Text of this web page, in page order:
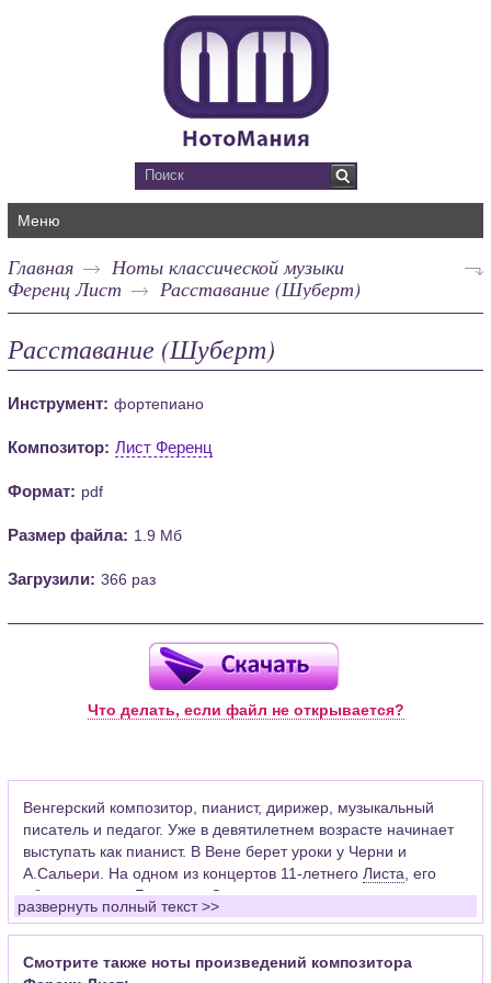
Меню
Главная
Ноты классической музыки
Ференц Лист
Расставание (Шуберт)
Расставание (Шуберт)
Инструмент: фортепиано
Композитор: Лист Ференц
Формат: pdf
Размер файла: 1.9 Мб
Загрузили: 366 раз
Что делать, если файл не открывается?
Венгерский композитор, пианист, дирижер, музыкальный
писатель и педагог. Уже в девятилетнем возрасте начинает
выступать как пианист. В Вене берет уроки у Черни и
А.Сальери. На одном из концертов 11-летнего Листа , его
«благословил»Бетховен. Сильное влияние на становление
великого музыкального романтика оказали встречи с
Берлиозом,ШопеномиПаганини. Восхищаясь мастерством
скипача-виртуоза, Лист видел и ограниченность такого рода
развернуть полный текст >>
Смотрите также ноты произведений композитора